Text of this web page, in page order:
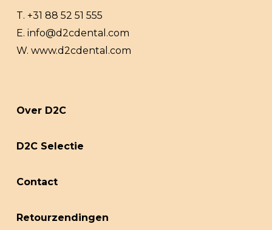
T. +31 88 52 51 555
E. info@d2cdental.com
W. www.d2cdental.com
Over D2C
D2C Selectie
Contact
Retourzendingen